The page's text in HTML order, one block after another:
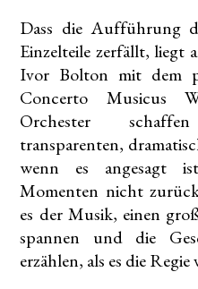
Dass die Aufführung
Einzelteile zerfällt, liegt
Ivor Bolton mit dem
Concerto Musicus
Orchester
transparenten,
wenn es angesagt
Momenten nicht
es der Musik, einen
spannen und die
erzählen, als es die Regie